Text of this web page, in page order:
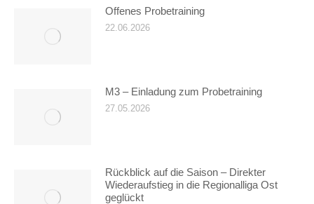
Offenes Probetraining
22.06.2026
M3 – Einladung zum Probetraining
27.05.2026
Rückblick auf die Saison – Direkter
Wiederaufstieg in die Regionalliga Ost
geglückt